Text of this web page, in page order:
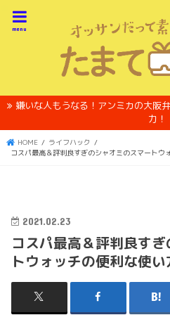
menu
嫌いな人もうなる！アンミカの大阪
力！
HOME
ライフハック
コスパ最高＆評判良すぎのシャオミのスマートウ
2021.02.23
コスパ最高＆評判良す
トウォッチの便利な使い